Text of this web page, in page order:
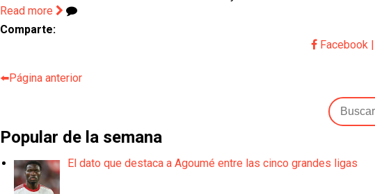
Read more
Comparte:
Facebook |
⬅️Página anterior
Popular de la semana
El dato que destaca a Agoumé entre las cinco grandes ligas